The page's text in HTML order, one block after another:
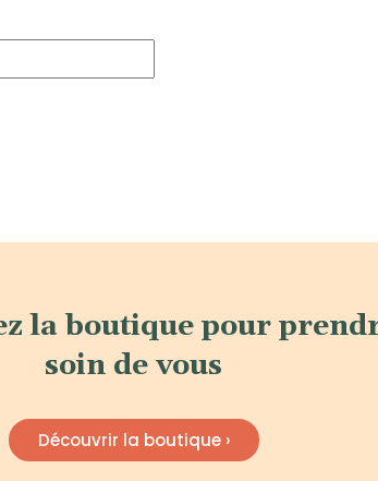
la boutique pour
soin de vous
Découvrir la boutique ›